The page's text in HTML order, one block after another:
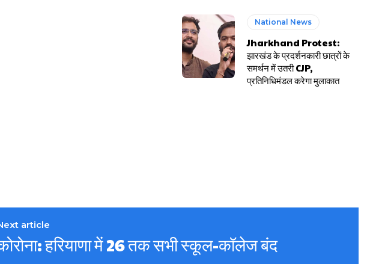
National News
Jharkhand Protest:
झारखंड के प्रदर्शनकारी छात्रों के
समर्थन में उतरी CJP,
प्रतिनिधिमंडल करेगा मुलाकात
article
हरियाणा में 26 तक सभी स्कूल-कॉलेज बंद